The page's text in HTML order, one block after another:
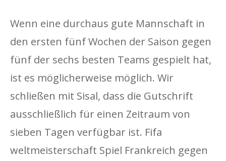
Wenn eine durchaus gute Mannschaft in
den ersten fünf Wochen der Saison gegen
fünf der sechs besten Teams gespielt hat,
ist es möglicherweise möglich. Wir
schließen mit Sisal, dass die Gutschrift
ausschließlich für einen Zeitraum von
sieben Tagen verfügbar ist. Fifa
weltmeisterschaft Spiel Frankreich gegen